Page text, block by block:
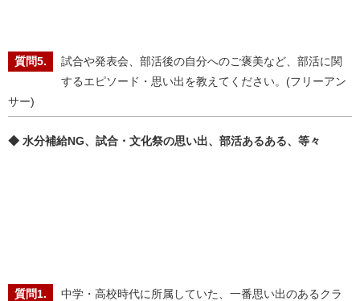
試合や発表会、部活後の自分へのご褒美など、部活に関
するエピソード・思い出を教えてください。(フリーアン
サー)
◆ 水分補給NG、試合・文化祭の思い出、部活あるある、等々
中学・高校時代に所属していた、一番思い出のあるクラ